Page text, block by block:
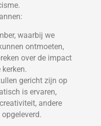
waarbij we
ontmoeten,
over de impact
gericht zijn op
is ervaren,
andere